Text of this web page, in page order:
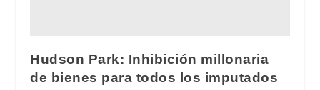
Hudson Park: Inhibición millonaria
de bienes para todos los imputados